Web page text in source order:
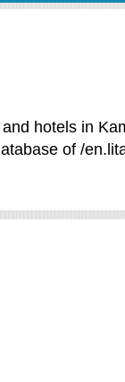
hotels in
of /